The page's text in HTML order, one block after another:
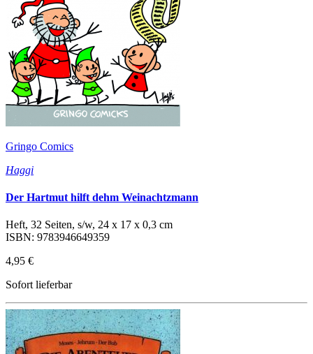
Gringo Comics
Haggi
Der Hartmut hilft dehm Weinachtzmann
Heft, 32 Seiten, s/w, 24 x 17 x 0,3 cm
ISBN: 9783946649359
4,95 €
Sofort lieferbar